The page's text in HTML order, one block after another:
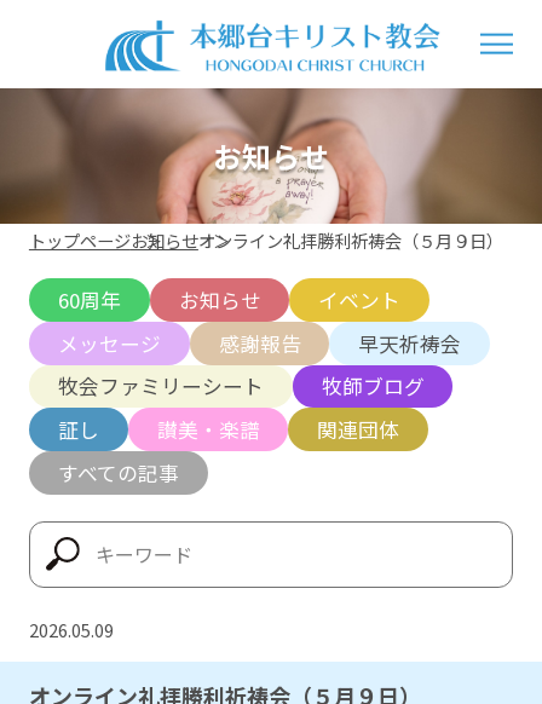
お知らせ
トップページお知らせオンライン礼拝勝利祈祷会（５月９日）
60周年 お知らせ
イベント
メッセージ
感謝報告
早天祈祷会
牧会ファミリーシート
牧師ブログ
証し
讃美・楽譜
関連団体
すべての記事
2026.05.09
オンライン礼拝勝利祈祷会（５月９日）